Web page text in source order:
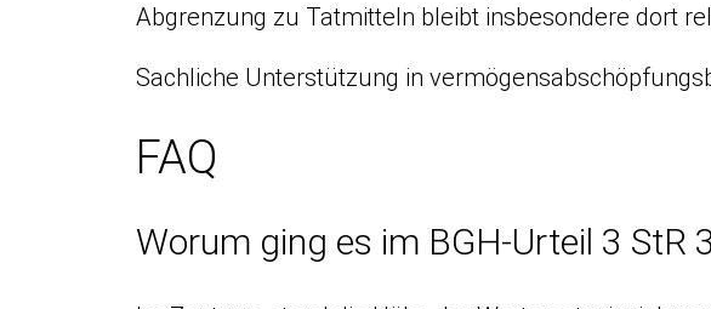
Abgrenzung zu Tatmitteln bleibt insbesondere dort
Sachliche Unterstützung in
FAQ
Worum ging es im BGH-Urteil 3